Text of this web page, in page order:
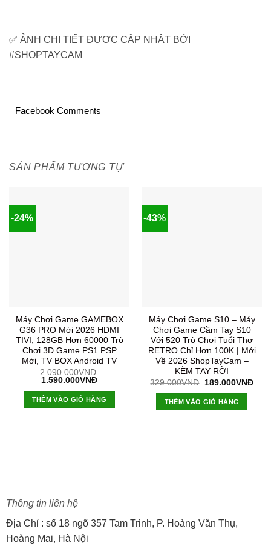
✅ ẢNH CHI TIẾT ĐƯỢC CẬP NHẬT BỚI
#SHOPTAYCAM
Facebook Comments
SẢN PHẨM TƯƠNG TỰ
-24%
Máy Chơi Game GAMEBOX
G36 PRO Mới 2026 HDMI
TIVI, 128GB Hơn 60000 Trò
Chơi 3D Game PS1 PSP
Mới, TV BOX Android TV
2.090.000VNĐ
Giá
là:
2.090.000VNĐ.
1.590.000VNĐGiá
tại
là:
THÊM VÀO GIỎ HÀNG
-43%
Máy Chơi Game S10 – Máy
Chơi Game Cầm Tay S10
Với 520 Trò Chơi Tuổi Thơ
RETRO Chỉ Hơn 100K | Mới
Về 2026 ShopTayCam –
KÈM TAY RỜI
329.000VNĐ
Giá
là:
329.000VNĐ.
189.000VNĐGiá
THÊM VÀO GIỎ HÀNG
Thông tin liên hệ
Địa Chỉ : số 18 ngõ 357 Tam Trinh, P. Hoàng Văn Thụ,
Hoàng Mai, Hà Nội